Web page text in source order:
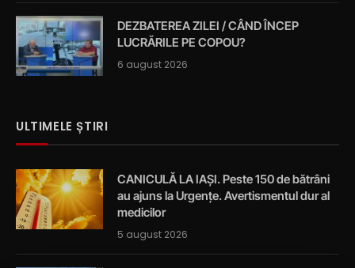
DEZBATEREA ZILEI / CÂND ÎNCEP
LUCRĂRILE PE COPOU?
6 august 2026
ULTIMELE ȘTIRI
CANICULĂ LA IAȘI. Peste 150 de bătrâni
au ajuns la Urgențe. Avertismentul dur al
medicilor
5 august 2026